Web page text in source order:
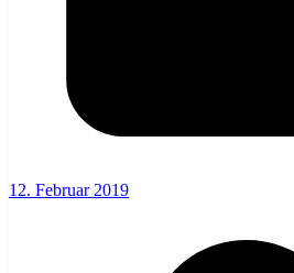
12. Februar 2019